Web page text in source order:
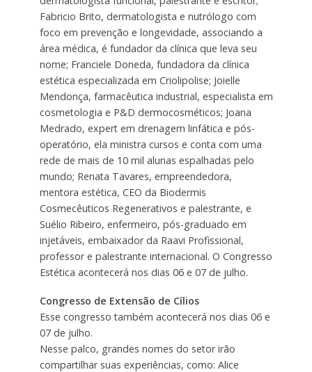
Fabricio Brito, dermatologista e nutrólogo com
foco em prevenção e longevidade, associando a
área médica, é fundador da clínica que leva seu
nome; Franciele Doneda, fundadora da clínica
estética especializada em Criolipolise; Joielle
Mendonça, farmacêutica industrial, especialista em
cosmetologia e P&D dermocosméticos; Joana
Medrado, expert em drenagem linfática e pós-
operatório, ela ministra cursos e conta com uma
rede de mais de 10 mil alunas espalhadas pelo
mundo; Renata Tavares, empreendedora,
mentora estética, CEO da Biodermis
Cosmecêuticos Regenerativos e palestrante, e
Suélio Ribeiro, enfermeiro, pós-graduado em
injetáveis, embaixador da Raavi Profissional,
professor e palestrante internacional. O Congresso
Estética acontecerá nos dias 06 e 07 de julho.
Congresso de Extensão de Cílios
Esse congresso também acontecerá nos dias 06 e
07 de julho.
Nesse palco, grandes nomes do setor irão
compartilhar suas experiências, como: Alice